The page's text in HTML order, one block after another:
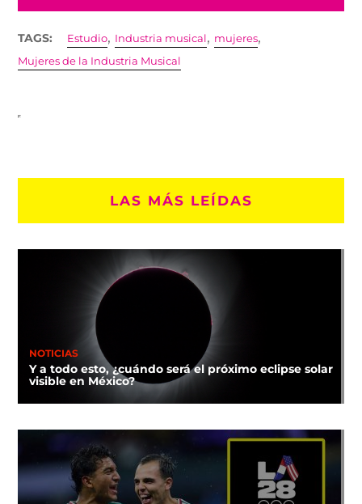
TAGS: Estudio, Industria musical , mujeres,
Mujeres de la Industria Musical
LAS MÁS LEÍDAS
NOTICIAS
Y a todo esto, ¿cuándo será el próximo eclipse solar
visible en México?